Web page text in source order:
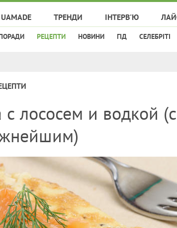
UAMADE ТРЕНДИ ІНТЕРВ'Ю
РЕЦЕПТИ НОВИНИ ГІД СЕЛЕБРІТІ
с лососем и водкой